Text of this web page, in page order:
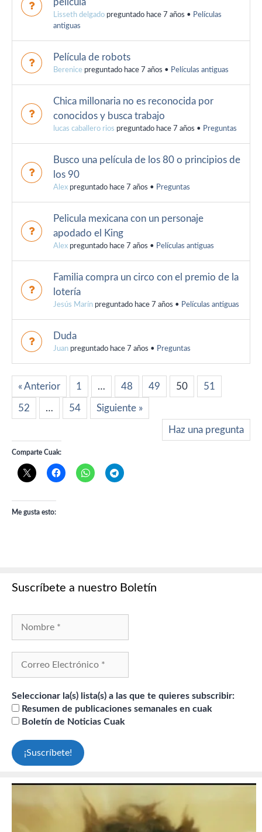
Lisseth delgado preguntado hace 7 años • Películas
antiguas
Película de robots
Berenice preguntado hace 7 años • Películas antiguas
Chica millonaria no es reconocida por
conocidos y busca trabajo
lucas caballero rios preguntado hace 7 años • Preguntas
Busco una película de los 80 o principios de
los 90
Alex preguntado hace 7 años • Preguntas
Pelicula mexicana con un personaje
apodado el King
Alex preguntado hace 7 años • Películas antiguas
Familia compra un circo con el premio de la
lotería
Jesús Marín preguntado hace 7 años • Películas antiguas
Duda
Juan preguntado hace 7 años • Preguntas
« Anterior 1 … 48 49 50 51
52 … 54 Siguiente »
Haz una pregunta
Comparte Cuak:
Me gusta esto:
Suscríbete a nuestro Boletín
Seleccionar la(s) lista(s) a las que te quieres subscribir:
Resumen de publicaciones semanales en cuak
Boletín de Noticias Cuak